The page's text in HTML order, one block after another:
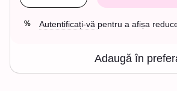
% Autentificați-vă pentru a afișa
Adaugă în